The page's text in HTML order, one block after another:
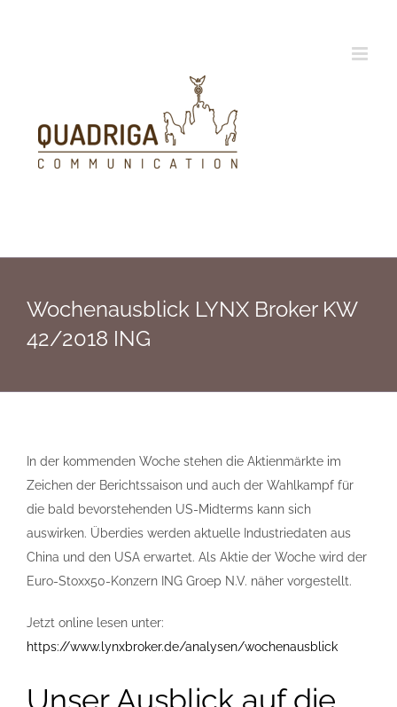
Wochenausblick LYNX Broker KW
42/2018 ING
In der kommenden Woche stehen die Aktienmärkte im
Zeichen der Berichtssaison und auch der Wahlkampf für
die bald bevorstehenden US-Midterms kann sich
auswirken. Überdies werden aktuelle Industriedaten aus
China und den USA erwartet. Als Aktie der Woche wird der
Euro-Stoxx50-Konzern ING Groep N.V. näher vorgestellt.
Jetzt online lesen unter:
https://www.lynxbroker.de/analysen/wochenausblick
Unser Ausblick auf die